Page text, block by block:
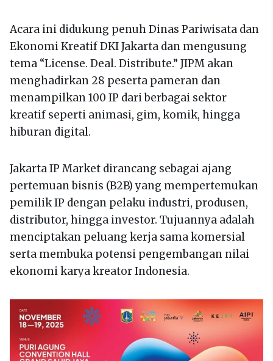
Acara ini didukung penuh Dinas Pariwisata dan
Ekonomi Kreatif DKI Jakarta dan mengusung
tema “License. Deal. Distribute.” JIPM akan
menghadirkan 28 peserta pameran dan
menampilkan 100 IP dari berbagai sektor
kreatif seperti animasi, gim, komik, hingga
hiburan digital.
Jakarta IP Market dirancang sebagai ajang
pertemuan bisnis (B2B) yang mempertemukan
pemilik IP dengan pelaku industri, produsen,
distributor, hingga investor. Tujuannya adalah
menciptakan peluang kerja sama komersial
serta membuka potensi pengembangan nilai
ekonomi karya kreator Indonesia.